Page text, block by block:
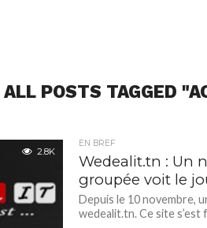
ALL POSTS TAGGED
2.8K
EN BREF
Wedealit.tn : Un
groupée voit le
Depuis le 10 novembre,
wedealit.tn. Ce site s’est